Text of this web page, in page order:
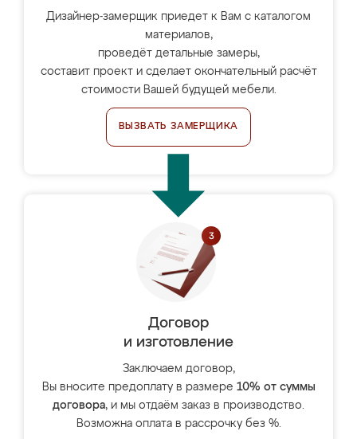
Дизайнер-замерщик приедет к Вам с каталогом
материалов,
проведёт детальные замеры,
составит проект и сделает окончательный расчёт
стоимости Вашей будущей мебели.
ВЫЗВАТЬ ЗАМЕРЩИКА
Договор
и изготовление
Заключаем договор,
Вы вносите предоплату в размере 10% от суммы
договора, и мы отдаём заказ в производство.
Возможна оплата в рассрочку без %.